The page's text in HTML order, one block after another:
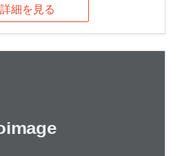
詳細を見る